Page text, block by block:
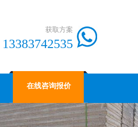
获取方案
13383742535
在线咨询报价